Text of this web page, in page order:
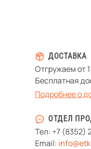
ДОСТАВКА
Отгружаем от
Бесплатная
Подробнее о
ОТДЕЛ
Тел: +7 (8352)
Email: